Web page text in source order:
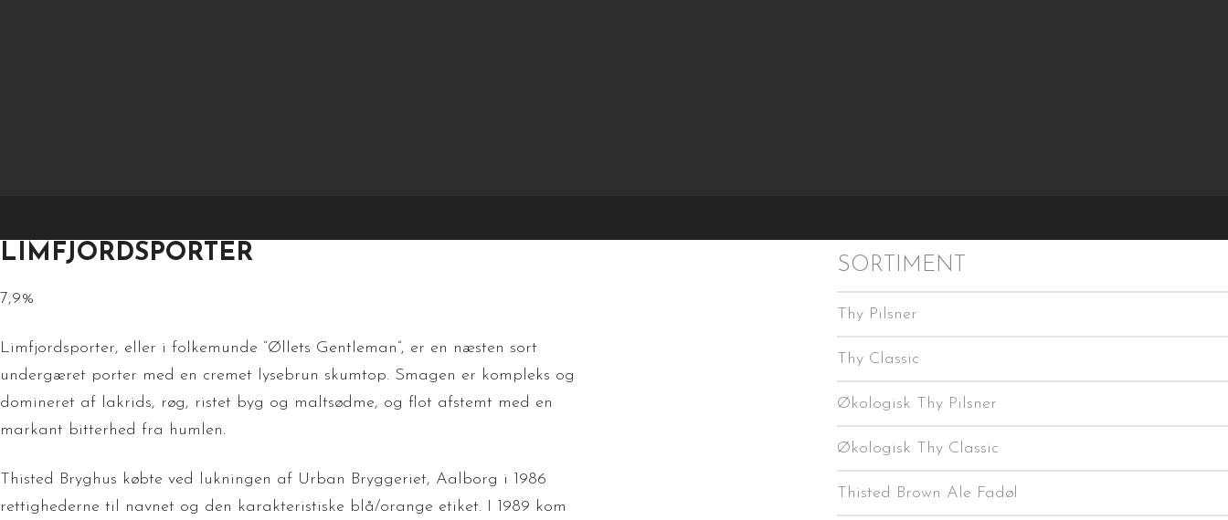
LIMFJORDSPORTER
7,9%
Limfjordsporter, eller i folkemunde “Øllets Gentleman”, er en næsten sort
undergæret porter med en cremet lysebrun skumtop. Smagen er kompleks og
domineret af lakrids, røg, ristet byg og maltsødme, og flot afstemt med en
markant bitterhed fra humlen.
Thisted Bryghus købte ved lukningen af Urban Bryggeriet, Aalborg i 1986
rettighederne til navnet og den karakteristiske blå/orange etiket. I 1989 kom
SORTIMENT
Thy Pilsner
Thy Classic
Økologisk Thy Pilsner
Økologisk Thy Classic
Thisted Brown Ale Fadøl